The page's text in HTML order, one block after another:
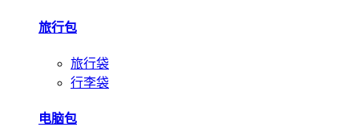
旅行包
旅行袋
行李袋
电脑包